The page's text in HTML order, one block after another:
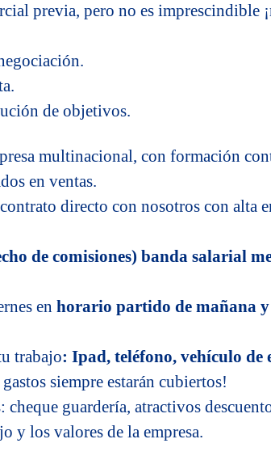
previa, pero no es imprescindible
de objetivos.
multinacional, con formación
en ventas.
directo con nosotros con alta
de comisiones) banda salarial
en horario partido de mañana
trabajo: Ipad, teléfono, vehículo de
gastos siempre estarán cubiertos!
guardería, atractivos
y los valores de la empresa.